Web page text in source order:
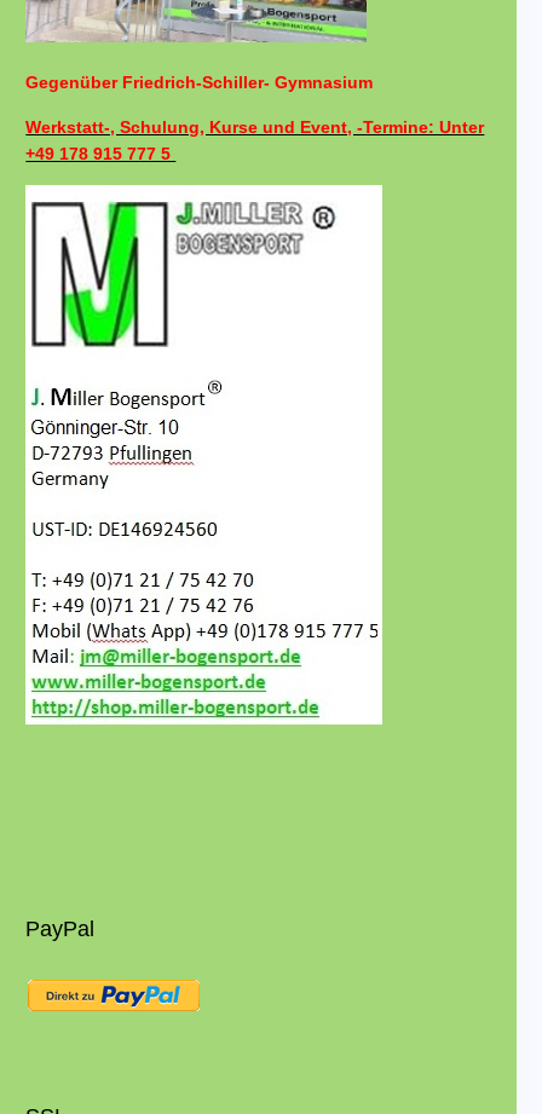
Gegenüber Friedrich-Schiller- Gymnasium
Werkstatt-, Schulung, Kurse und Event, -Termine: Unter
+49 178 915 777 5
PayPal